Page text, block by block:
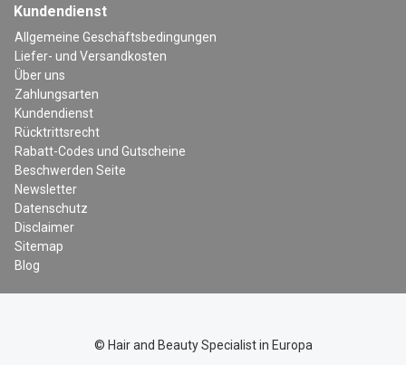
Kundendienst
Allgemeine Geschäftsbedingungen
Liefer- und Versandkosten
Über uns
Zahlungsarten
Kundendienst
Rücktrittsrecht
Rabatt-Codes und Gutscheine
Beschwerden Seite
Newsletter
Datenschutz
Disclaimer
Sitemap
Blog
© Hair and Beauty Specialist in Europa